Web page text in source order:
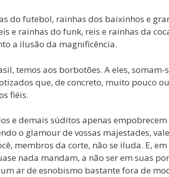
do futebol, rainhas dos baixinhos e
e rainhas do funk, reis e rainhas da
a ilusão da magnificência.
temos aos borbotões. A eles, somam-
que, de concreto, muito pouco
fiéis.
e demais súditos apenas empobrecem
o glamour de vossas majestades,
membros da corte, não se iluda. E,
nada mandam, a não ser em suas
ar de esnobismo bastante fora de